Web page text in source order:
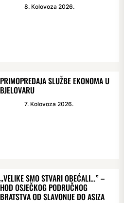
8. Kolovoza 2026.
PRIMOPREDAJA SLUŽBE EKONOMA U
BJELOVARU
7. Kolovoza 2026.
„VELIKE SMO STVARI OBEĆALI…” –
HOD OSJEČKOG PODRUČNOG
BRATSTVA OD SLAVONIJE DO ASIZA